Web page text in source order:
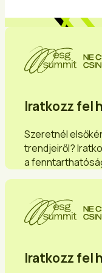
Iratkozz fel
Szeretnél
trendjeiről?
a
Iratkozz fel